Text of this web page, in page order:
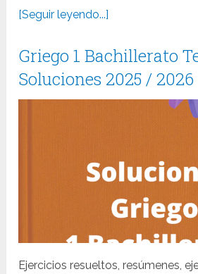
[Seguir leyendo...]
Griego 1 Bachillerato
Soluciones 2025 / 2026
Ejercicios resueltos, resúmenes,